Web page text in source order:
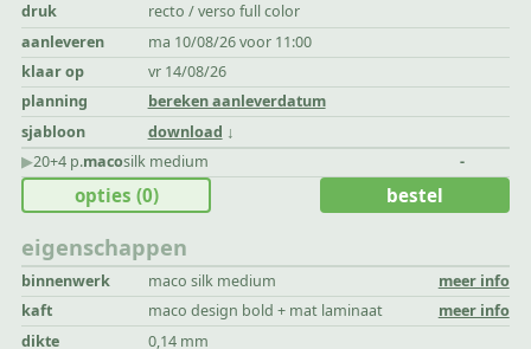
druk
recto / verso full color
aanleveren
ma 10/08/26 voor 11:00
klaar op
vr 14/08/26
planning
bereken aanleverdatum
sjabloon
download
▶︎20+4 p.macosilk medium -
eigenschappen
binnenwerk maco silk medium
meer info
kaft
maco design bold + mat laminaat
meer info
dikte
0,14 mm
opties (0) bestel